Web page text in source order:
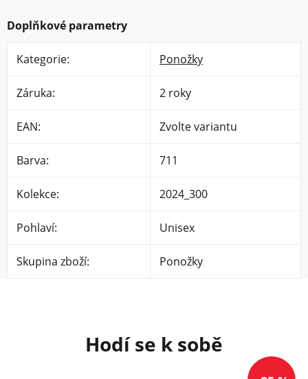
Doplňkové parametry
Kategorie: Ponožky
Záruka: 2 roky
EAN: Zvolte variantu
Barva: 711
Kolekce: 2024_300
Pohlaví: Unisex
Skupina zboží: Ponožky